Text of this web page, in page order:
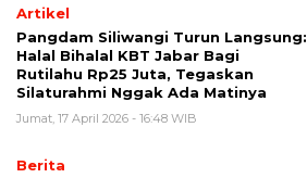
Artikel
Pangdam Siliwangi Turun Langsung:
Halal Bihalal KBT Jabar Bagi
Rutilahu Rp25 Juta, Tegaskan
Silaturahmi Nggak Ada Matinya
Jumat, 17 April 2026 - 16:48 WIB
Berita